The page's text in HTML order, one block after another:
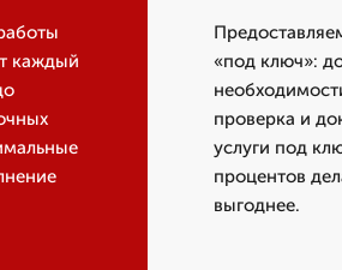
каждый
«под ключ»:
проверка и
услуги под
процентов
выгоднее.